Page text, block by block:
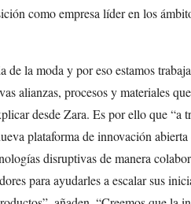
como empresa líder en los
de la moda y por eso estamos
alianzas, procesos y materiales
desde Zara. Es por ello que “a
plataforma de innovación
disruptivas de manera
para ayudarles a escalar sus